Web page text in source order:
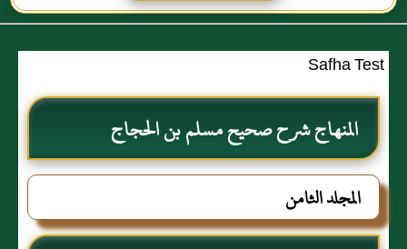
Safha Test
المنهاج شرح صحيح مسلم بن الحجاج
المجلد الثامن